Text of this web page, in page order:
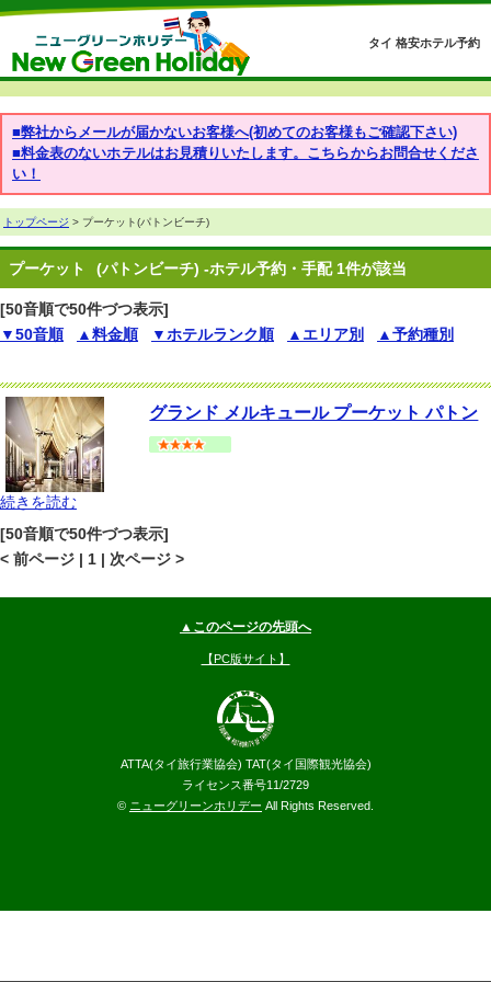
タイ 格安ホテル予約
■弊社からメールが届かないお客様へ(初めてのお客様もご確認下さい)
■料金表のないホテルはお見積りいたします。こちらからお問合せくださ
い！
トップページ > プーケット(パトンビーチ)
プーケット (パトンビーチ) -ホテル予約・手配 1件が該当
[50音順で50件づつ表示]
▼50音順
▲料金順 ▼ホテルランク順 ▲エリア別 ▲予約種別
グランド メルキュール プーケット パトン
続きを読む
[50音順で50件づつ表示]
< 前ページ | 1 | 次ページ >
▲このページの先頭へ
【PC版サイト】
ATTA(タイ旅行業協会) TAT(タイ国際観光協会)
ライセンス番号11/2729
© ニューグリーンホリデー All Rights Reserved.